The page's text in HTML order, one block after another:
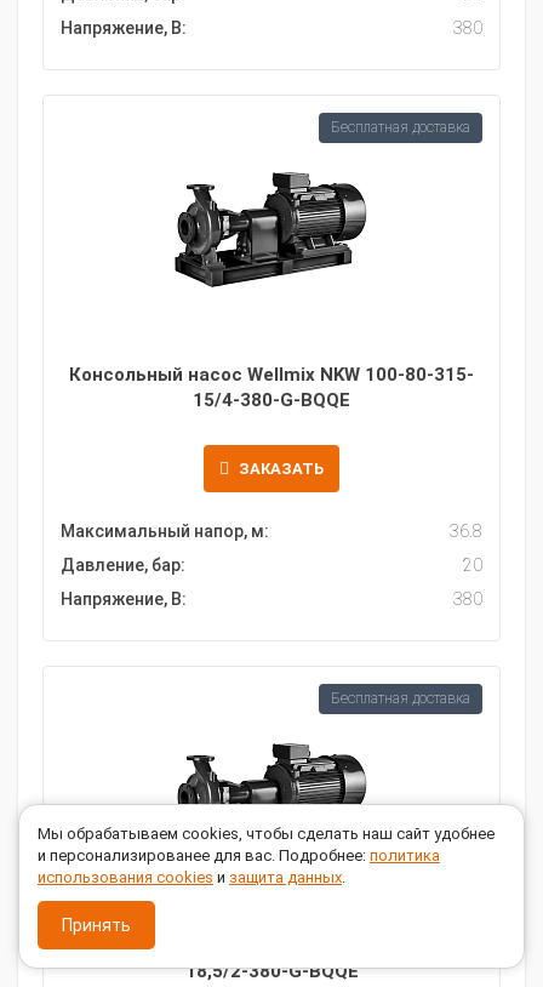
Напряжение, В:
380
Консольный насос Wellmix NKW 100-80-315-
15/4-380-G-BQQE
ЗАКАЗАТЬ
Максимальный напор, м:
36.8
Давление, бар:
20
Напряжение, В:
380
Бесплатная доставка
Консольный насос Wellmix NKW 125-100-160-
18,5/2-380-G-BQQE
Бесплатная доставка
Мы обрабатываем cookies, чтобы сделать наш сайт удобнее
и персонализированее для вас. Подробнее: политика
использования cookies и защита данных.
Принять